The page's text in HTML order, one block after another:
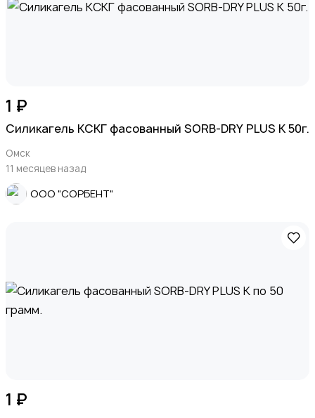
1 ₽
Силикагель КСКГ фасованный SORB-DRY PLUS K 50г.
Омск
11 месяцев назад
ООО "СОРБЕНТ"
1 ₽